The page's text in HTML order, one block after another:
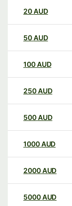
20AUD
50AUD
100AUD
250AUD
500AUD
1000AUD
2000AUD
5000AUD